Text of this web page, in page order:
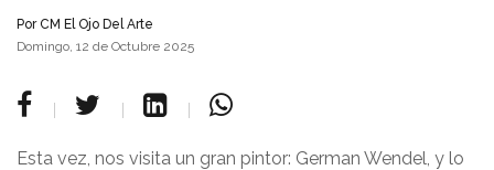
PorCM El Ojo Del Arte
Domingo, 12 de Octubre 2025
Esta vez, nos visita un gran pintor: German Wendel, y lo